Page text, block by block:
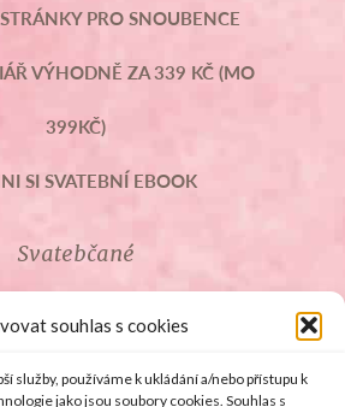
souhlas s cookies
služby, používáme k ukládání a/nebo přístupu k
jako jsou soubory cookies. Souhlas s
PRO SNOUBENCE
VÝHODNĚ ZA 339 KČ (MO
399KČ)
SI SVATEBNÍ EBOOK
Svatebčané
PRO SVATEBČANY
PROSLOVY